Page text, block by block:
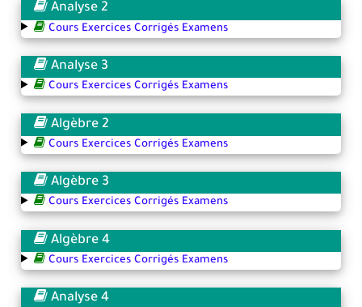
Analyse 2
Cours Exercices Corrigés Examens
Analyse 3
Cours Exercices Corrigés Examens
Algèbre 2
Cours Exercices Corrigés Examens
Algèbre 3
Cours Exercices Corrigés Examens
Algèbre 4
Cours Exercices Corrigés Examens
Analyse 4